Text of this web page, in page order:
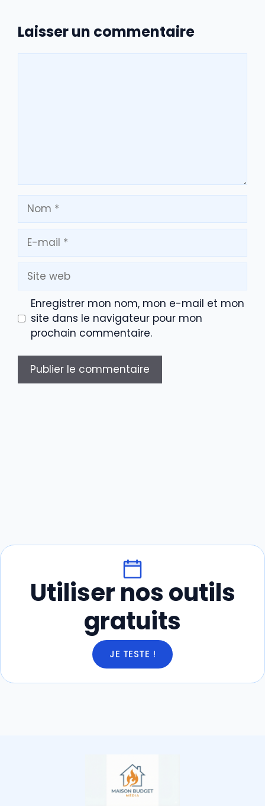
Laisser un commentaire
Nom
mail
Site
web
Enregistrer mon nom, mon e-mail et mon
site dans le navigateur pour mon
prochain commentaire.
Utiliser nos outils
gratuits
JE TESTE !